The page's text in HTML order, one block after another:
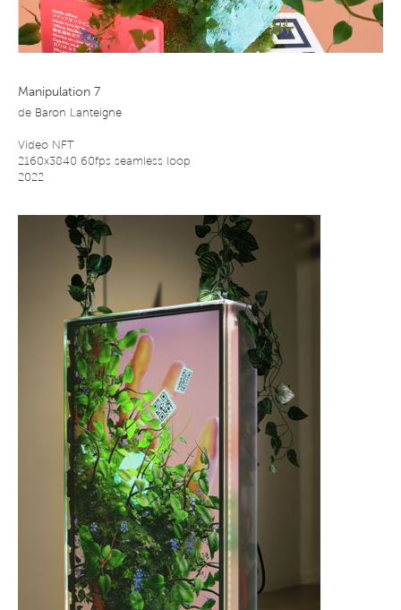
Manipulation 7
de Baron Lanteigne
Video NFT
2160x3840 60fps seamless loop
2022